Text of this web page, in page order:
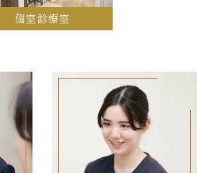
個室診療室